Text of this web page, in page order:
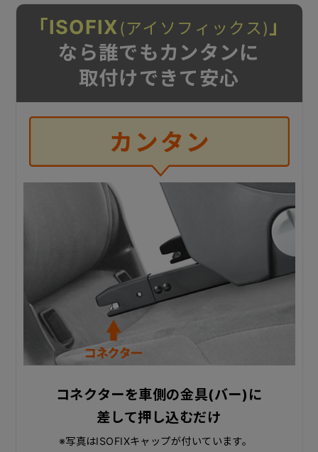
「ISOFIX(アイソフィックス)」
なら誰でもカンタンに
取付けできて安心
コネクターを車側の金具(バー)に
差して押し込むだけ
※写真はISOFIXキャップが付いています。